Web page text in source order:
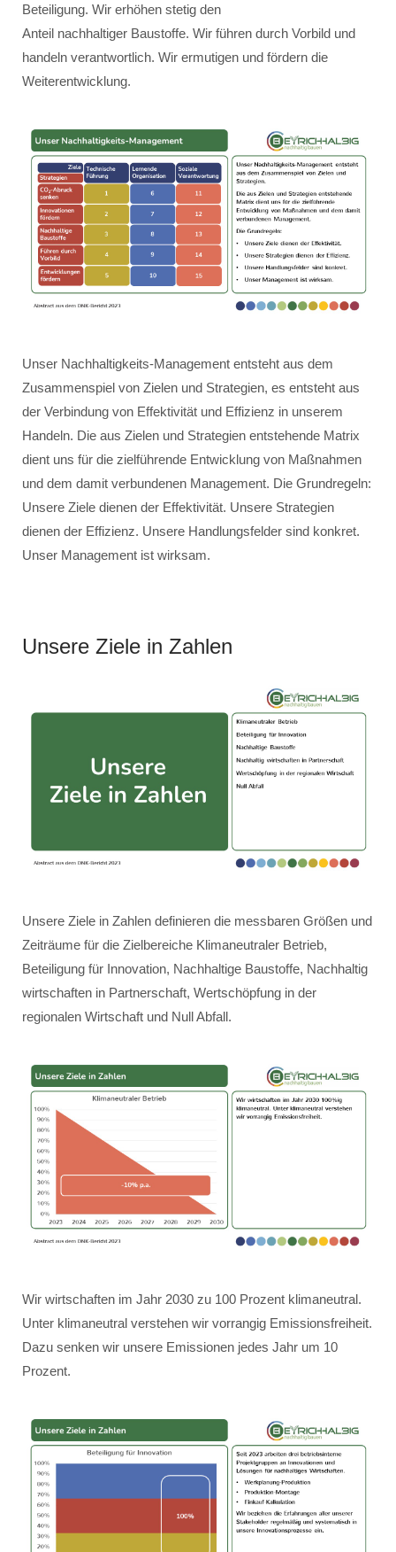
Beteiligung. Wir erhöhen stetig den
Anteil nachhaltiger Baustoffe. Wir führen durch Vorbild und
handeln verantwortlich. Wir ermutigen und fördern die
Weiterentwicklung.
Unser Nachhaltigkeits-Management entsteht aus dem
Zusammenspiel von Zielen und Strategien, es entsteht aus
der Verbindung von Effektivität und Effizienz in unserem
Handeln. Die aus Zielen und Strategien entstehende Matrix
dient uns für die zielführende Entwicklung von Maßnahmen
und dem damit verbundenen Management. Die Grundregeln:
Unsere Ziele dienen der Effektivität. Unsere Strategien
dienen der Effizienz. Unsere Handlungsfelder sind konkret.
Unser Management ist wirksam.
Unsere Ziele in Zahlen
Unsere Ziele in Zahlen definieren die messbaren Größen und
Zeiträume für die Zielbereiche Klimaneutraler Betrieb,
Beteiligung für Innovation, Nachhaltige Baustoffe, Nachhaltig
wirtschaften in Partnerschaft, Wertschöpfung in der
regionalen Wirtschaft und Null Abfall.
Wir wirtschaften im Jahr 2030 zu 100 Prozent klimaneutral.
Unter klimaneutral verstehen wir vorrangig Emissionsfreiheit.
Dazu senken wir unsere Emissionen jedes Jahr um 10
Prozent.